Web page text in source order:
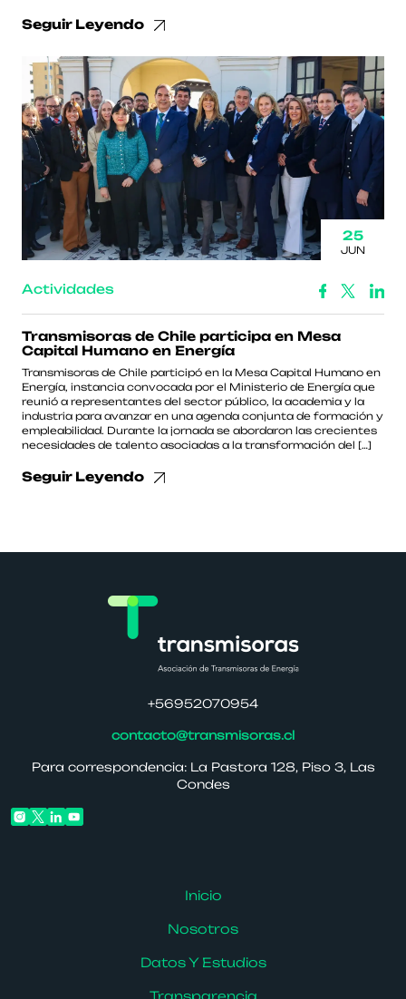
Seguir Leyendo
25
JUN
Actividades
Transmisoras de Chile participa en Mesa
Capital Humano en Energía
Transmisoras de Chile participó en la Mesa Capital Humano en
Energía, instancia convocada por el Ministerio de Energía que
reunió a representantes del sector público, la academia y la
industria para avanzar en una agenda conjunta de formación y
empleabilidad. Durante la jornada se abordaron las crecientes
necesidades de talento asociadas a la transformación del […]
Seguir Leyendo
+56952070954
contacto@transmisoras.cl
Para correspondencia: La Pastora 128, Piso 3, Las
Condes
Inicio
Nosotros
Datos Y Estudios
Transparencia